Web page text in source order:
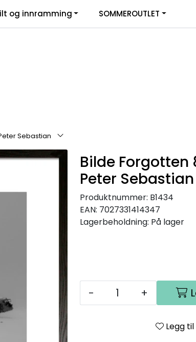
og innramming SOMMEROUTLET
Sebastian
Bilde Forgotten
Peter Sebastian
Produktnummer: B1434
EAN: 7027331414347
Lagerbeholdning: På lager
- +
Legg